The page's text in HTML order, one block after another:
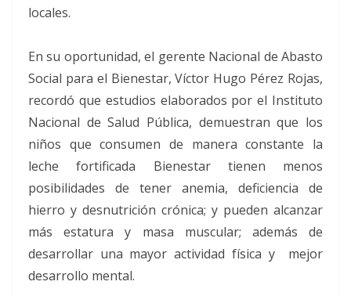
locales.
En su oportunidad, el gerente Nacional de Abasto
Social para el Bienestar, Víctor Hugo Pérez Rojas,
recordó que estudios elaborados por el Instituto
Nacional de Salud Pública, demuestran que los
niños que consumen de manera constante la
leche fortificada Bienestar tienen menos
posibilidades de tener anemia, deficiencia de
hierro y desnutrición crónica; y pueden alcanzar
más estatura y masa muscular; además de
desarrollar una mayor actividad física y mejor
desarrollo mental.